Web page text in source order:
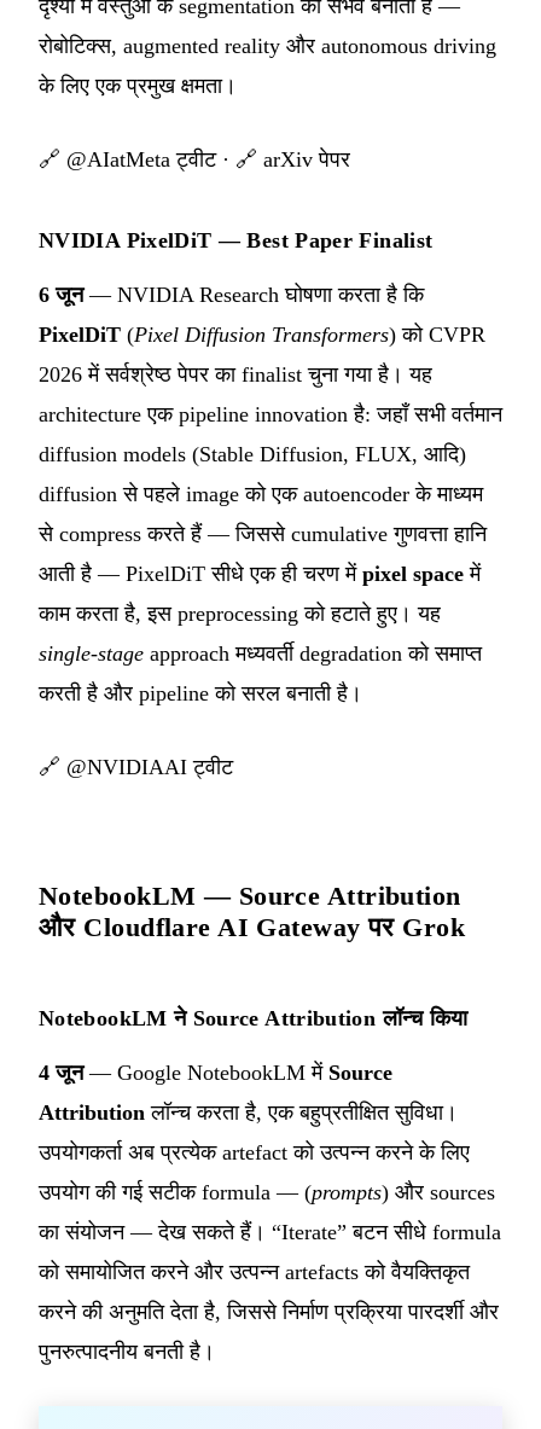
दृश्यों में वस्तुओं के segmentation को संभव बनाता है —
रोबोटिक्स, augmented reality और autonomous driving
के लिए एक प्रमुख क्षमता।
🔗 @AIatMeta ट्वीट· 🔗 arXiv पेपर
NVIDIA PixelDiT — Best Paper Finalist
6 जून— NVIDIA Research घोषणा करता है कि
PixelDiT (Pixel Diffusion Transformers) को CVPR
2026 में सर्वश्रेष्ठ पेपर का finalist चुना गया है। यह
architecture एक pipeline innovation है: जहाँ सभी वर्तमान
diffusion models (Stable Diffusion, FLUX, आदि)
diffusion से पहले image को एक autoencoder के माध्यम
से compress करते हैं — जिससे cumulative गुणवत्ता हानि
आती है — PixelDiT सीधे एक ही चरण में pixel space में
काम करता है, इस preprocessing को हटाते हुए। यह
single-stage approach मध्यवर्ती degradation को समाप्त
करती है और pipeline को सरल बनाती है।
🔗 @NVIDIAAI ट्वीट
NotebookLM — Source Attribution
और Cloudflare AI Gateway पर Grok
NotebookLM ने Source Attribution लॉन्च किया
4 जून— Google NotebookLM में Source
Attribution लॉन्च करता है, एक बहुप्रतीक्षित सुविधा।
उपयोगकर्ता अब प्रत्येक artefact को उत्पन्न करने के लिए
उपयोग की गई सटीक formula — (prompts) और sources
का संयोजन — देख सकते हैं। “Iterate” बटन सीधे formula
को समायोजित करने और उत्पन्न artefacts को वैयक्तिकृत
करने की अनुमति देता है, जिससे निर्माण प्रक्रिया पारदर्शी और
पुनरुत्पादनीय बनती है।